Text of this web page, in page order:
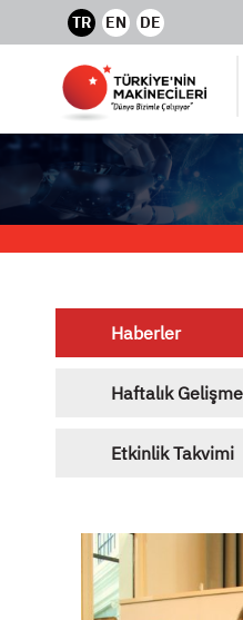
TR EN DE
Haberler
Haftalık
Etkinlik Takvimi